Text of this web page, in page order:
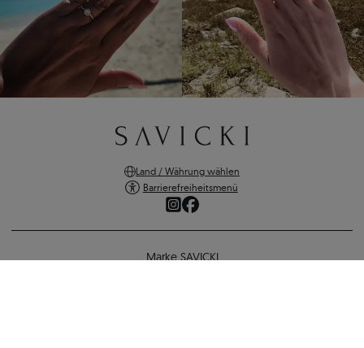
Land / Währung wählen
Barrierefreiheitsmenü
Marke SAVICKI